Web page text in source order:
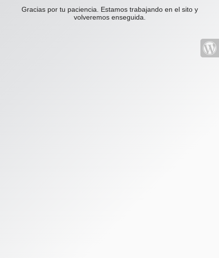
Gracias por tu paciencia. Estamos trabajando en el sito y
volveremos enseguida.